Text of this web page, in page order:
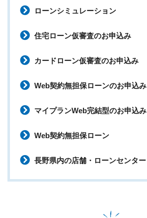
ローンシミュレーション
住宅ローン仮審査のお申込み
カードローン仮審査のお申込み
Web契約無担保ローンのお申込み
マイプランWeb完結型のお申込み
Web契約無担保ローン
長野県内の店舗・ローンセンター